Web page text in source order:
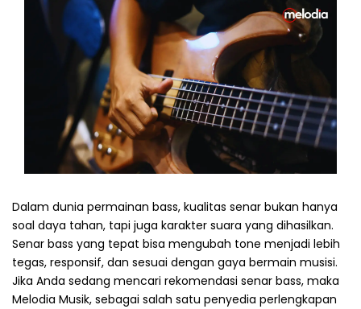
Masuk
Lupa Password Anda?
Atau
Masuk/Daftar dengan Google
Dalam dunia permainan bass, kualitas senar bukan hanya
soal daya tahan, tapi juga karakter suara yang dihasilkan.
Senar bass yang tepat bisa mengubah tone menjadi lebih
tegas, responsif, dan sesuai dengan gaya bermain musisi.
Jika Anda sedang mencari rekomendasi senar bass, maka
Melodia Musik, sebagai salah satu penyedia perlengkapan